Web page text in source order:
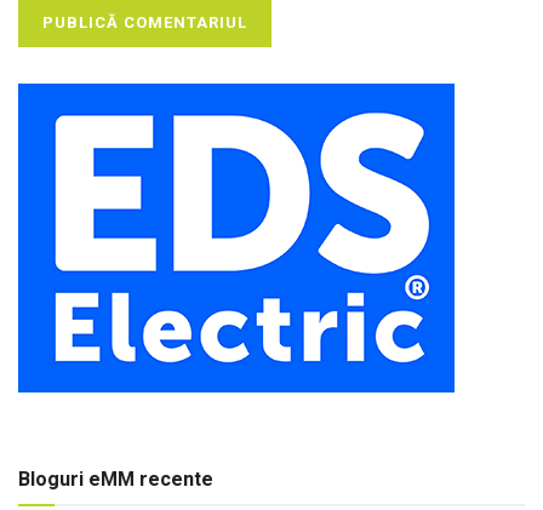
Bloguri eMM recente